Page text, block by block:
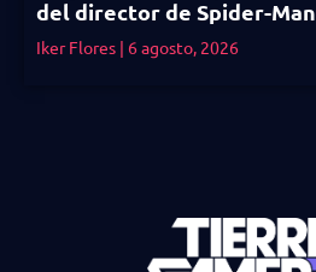
del director de Spider-Man
Iker Flores 6 agosto, 2026